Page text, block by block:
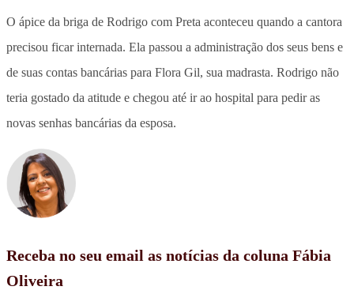
O ápice da briga de Rodrigo com Preta aconteceu quando a cantora
precisou ficar internada. Ela passou a administração dos seus bens e
de suas contas bancárias para Flora Gil, sua madrasta. Rodrigo não
teria gostado da atitude e chegou até ir ao hospital para pedir as
novas senhas bancárias da esposa.
Receba no seu email as notícias da coluna Fábia
Oliveira